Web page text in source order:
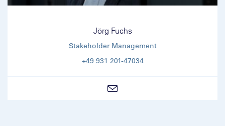
Jörg Fuchs
Stakeholder Management
+49 931 201-47034